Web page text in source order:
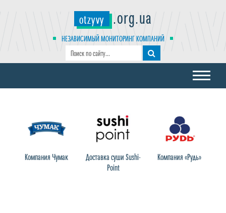
otzyvy .org.ua
НЕЗАВИСИМЫЙ МОНИТОРИНГ КОМПАНИЙ
Компания Чумак
Доставка суши Sushi-
Point
Компания «Рудь»